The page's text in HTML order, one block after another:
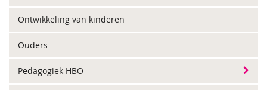
Ontwikkeling van kinderen
Ouders
Pedagogiek HBO